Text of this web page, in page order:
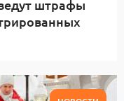
штрафы